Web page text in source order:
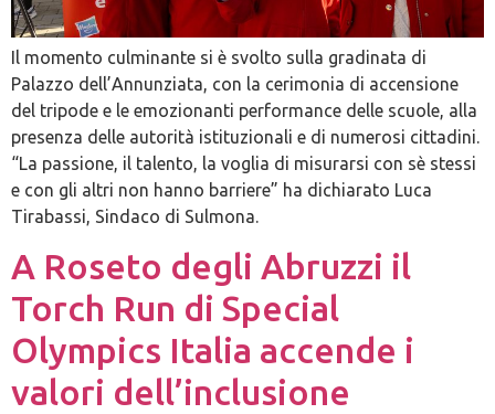
Il momento culminante si è svolto sulla gradinata di
Palazzo dell’Annunziata, con la cerimonia di accensione
del tripode e le emozionanti performance delle scuole, alla
presenza delle autorità istituzionali e di numerosi cittadini.
“La passione, il talento, la voglia di misurarsi con sè stessi
e con gli altri non hanno barriere” ha dichiarato Luca
Tirabassi, Sindaco di Sulmona.
A Roseto degli Abruzzi il
Torch Run di Special
Olympics Italia accende i
valori dell’inclusione